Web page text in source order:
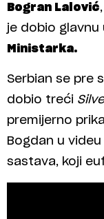
Bogran Lalović
je dobio
Ministarka.
Serbian se pre
dobio treći
premijerno
Bogdan u
sastava, koji